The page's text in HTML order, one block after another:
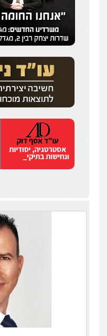
עו"ד
אסירים
אייל בן